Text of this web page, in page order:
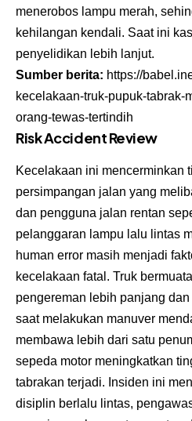
menerobos lampu merah,
kehilangan kendali. Saat ini
penyelidikan lebih lanjut.
Sumber berita: https://
kecelakaan-truk-pupuk-tabrak-
orang-tewas-tertindih
Risk Accident Review
Kecelakaan ini mencerminkan
persimpangan jalan yang
dan pengguna jalan rentan
pelanggaran lampu lalu lintas
human error masih menjadi
kecelakaan fatal. Truk
pengereman lebih panjang
saat melakukan manuver
membawa lebih dari satu
sepeda motor meningkatkan
tabrakan terjadi. Insiden ini
disiplin berlalu lintas,